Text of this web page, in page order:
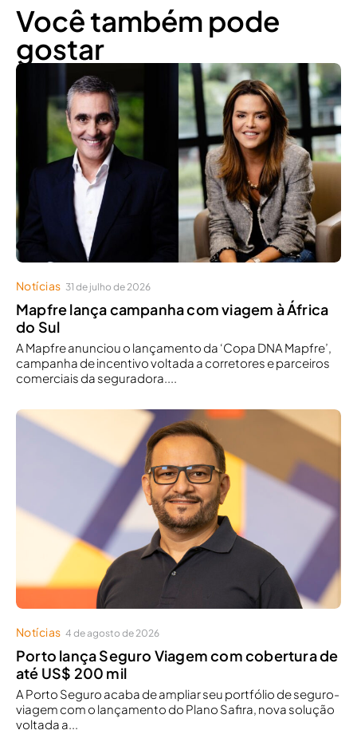
Você também pode
gostar
Notícias 31 de julho de 2026
Mapfre lança campanha com viagem à África
do Sul
A Mapfre anunciou o lançamento da ‘Copa DNA Mapfre’,
campanha de incentivo voltada a corretores e parceiros
comerciais da seguradora....
Notícias 4 de agosto de 2026
Porto lança Seguro Viagem com cobertura de
até US$ 200 mil
A Porto Seguro acaba de ampliar seu portfólio de seguro-
viagem com o lançamento do Plano Safira, nova solução
voltada a...